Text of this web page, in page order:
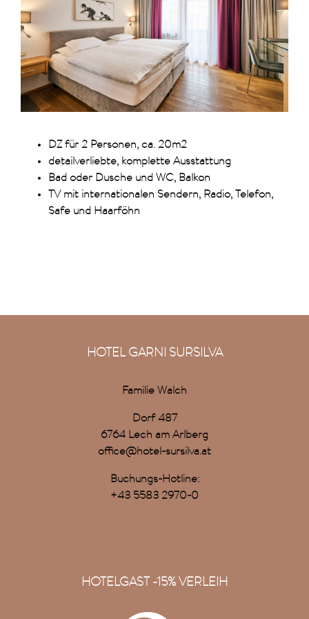
DZ für 2 Personen, ca. 20m2
detailverliebte, komplette Ausstattung
Bad oder Dusche und WC, Balkon
TV mit internationalen Sendern, Radio, Telefon,
Safe und Haarföhn
HOTEL GARNI SURSILVA
Familie Walch
Dorf 487
6764 Lech am Arlberg
office@hotel-sursilva.at
Buchungs-Hotline:
+43 5583 2970-0
HOTELGAST -15% VERLEIH